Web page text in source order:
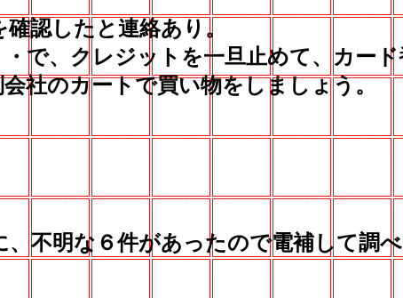
認したと連絡あり。
で、クレジットを一旦止めて、カー
社のカートで買い物をしましょう。
不明な６件があったので電補して調